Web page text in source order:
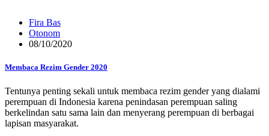
Fira Bas
Otonom
08/10/2020
Membaca Rezim Gender 2020
Tentunya penting sekali untuk membaca rezim gender yang dialami
perempuan di Indonesia karena penindasan perempuan saling
berkelindan satu sama lain dan menyerang perempuan di berbagai
lapisan masyarakat.